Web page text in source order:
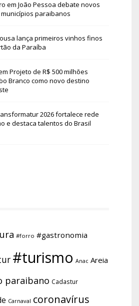
em João Pessoa debate novos
paraibanos
lança primeiros vinhos finos
da Paraíba
Projeto de R$ 500 milhões
Branco como novo destino
2026 fortalece rede
e destaca talentos do Brasil
#forro #gastronomia
#turismo Anac Areia
paraibano Cadastur
Carnaval coronavírus